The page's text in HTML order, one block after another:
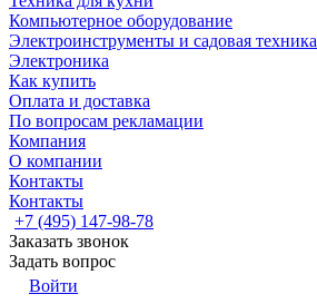
Компьютерное оборудование
Электроинструменты и садовая техника
Электроника
Как купить
Оплата и доставка
По вопросам рекламации
Компания
О компании
Контакты
Контакты
+7 (495) 147-98-78
Заказать звонок
Задать вопрос
Войти